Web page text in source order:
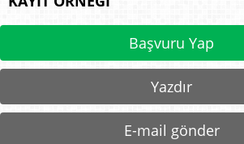
Başvuru Yap
Yazdır
E-mail gönder